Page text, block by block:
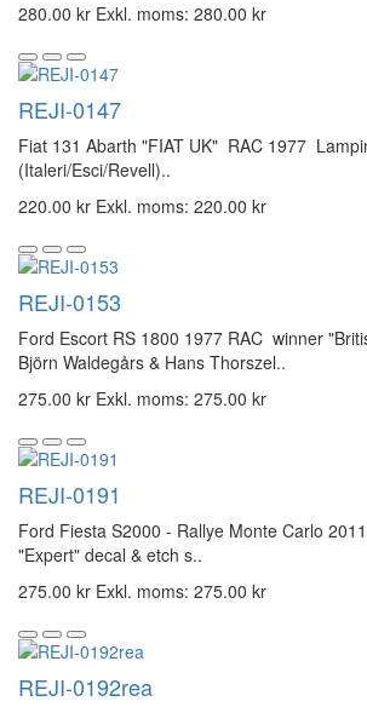
280.00 kr Exkl. moms: 280.00 kr
REJI-0147
Fiat 131 Abarth "FIAT UK" RAC 1977
(Italeri/Esci/Revell)..
220.00 kr Exkl. moms: 220.00 kr
REJI-0153
Ford Escort RS 1800 1977 RAC winner
Björn Waldegårs & Hans Thorszel..
275.00 kr Exkl. moms: 275.00 kr
REJI-0191
Ford Fiesta S2000 - Rallye Monte Carlo
"Expert" decal & etch s..
275.00 kr Exkl. moms: 275.00 kr
REJI-0192rea